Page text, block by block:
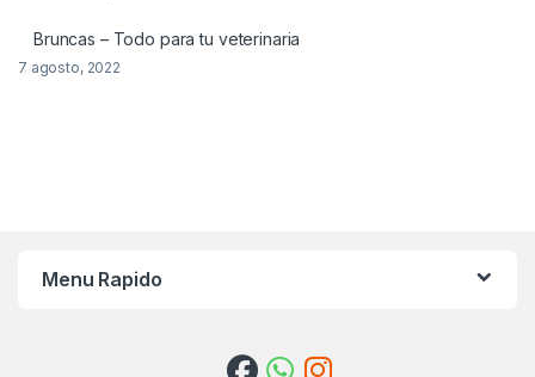
Bruncas – Todo para tu veterinaria
7 agosto, 2022
Menu Rapido